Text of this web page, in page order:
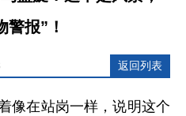
警报”！
返回列表
像在站岗一样，说明这个